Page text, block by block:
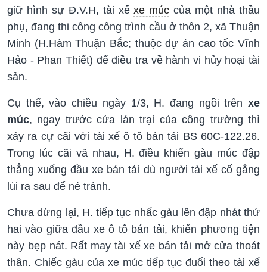
giữ hình sự Đ.V.H, tài xếxe múc của một nhà thầu
phụ, đang thi công công trình cầu ở thôn 2, xã Thuận
Minh (H.Hàm Thuận Bắc; thuộc dự án cao tốc Vĩnh
Hảo - Phan Thiết) để điều tra về hành vi hủy hoại tài
sản.
Cụ thể, vào chiều ngày 1/3, H. đang ngồi trên xe
múc, ngay trước cửa lán trại của công trường thì
xảy ra cự cãi với tài xế ô tô bán tải BS 60C-122.26.
Trong lúc cãi vã nhau, H. điều khiển gàu múc đập
thẳng xuống đầu xe bán tải dù người tài xế cố gắng
lùi ra sau để né tránh.
Chưa dừng lại, H. tiếp tục nhấc gàu lên đập nhát thứ
hai vào giữa đầu xe ô tô bán tải, khiến phương tiện
này bẹp nát. Rất may tài xế xe bán tải mở cửa thoát
thân. Chiếc gàu của xe múc tiếp tục đuổi theo tài xế